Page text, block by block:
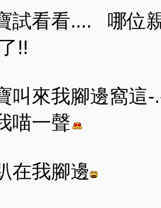
試看看.... 哪位
!!
叫來我腳邊窩
喵一聲
在我腳邊